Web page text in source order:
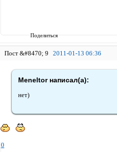
Поделиться
9 2011-01-13 06:36
Meneltor написал(а):
нет)
0